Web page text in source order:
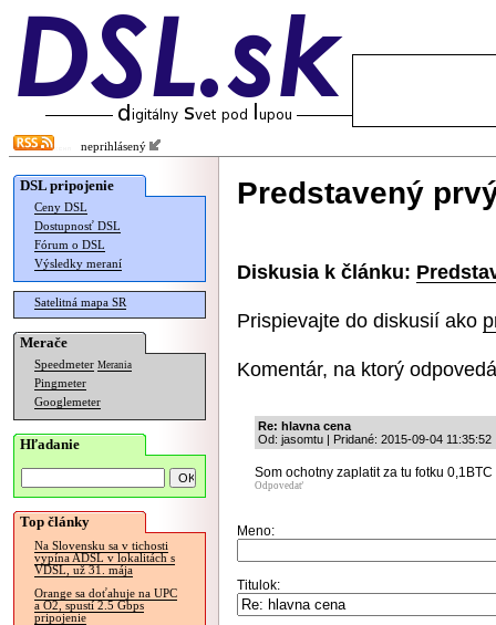
neprihlásený
DSL pripojenie
Ceny DSL
Dostupnosť DSL
Fórum o DSL
Výsledky meraní
Satelitná mapa SR
Merače
Speedmeter Merania
Pingmeter
Googlemeter
Hľadanie
Top články
Na Slovensku sa v tichosti
vypína ADSL v lokalitách s
VDSL, už 31. mája
Orange sa doťahuje na UPC
a O2, spustí 2.5 Gbps
pripojenie
Predstavený
Diskusia k článku:
Prispievajte do diskusií ako
Komentár, na ktorý
Re: hlavna cena
Od: jasomtu | Pridané: 2015-09-04 11:35:52
Som ochotny zaplatit za tu fotku 0,1BTC
Odpovedať
Meno:
Titulok: